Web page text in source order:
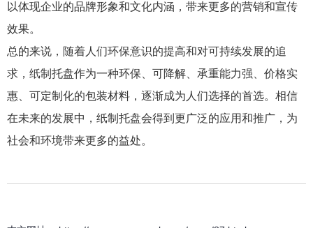
以体现企业的品牌形象和文化内涵，带来更多的营销和宣传
效果。
总的来说，随着人们环保意识的提高和对可持续发展的追
求，纸制托盘作为一种环保、可降解、承重能力强、价格实
惠、可定制化的包装材料，逐渐成为人们选择的首选。相信
在未来的发展中，纸制托盘会得到更广泛的应用和推广，为
社会和环境带来更多的益处。